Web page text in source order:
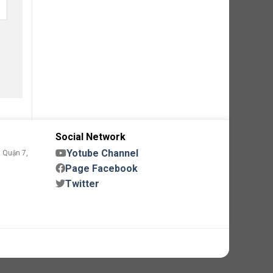
7,
Social Network
Yotube Channel
Page Facebook
Twitter